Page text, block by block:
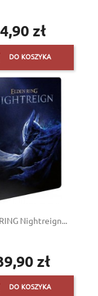
zł
DO KOSZYKA
Nightreign...
zł
DO KOSZYKA